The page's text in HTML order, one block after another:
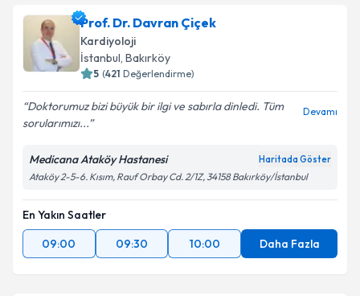
E-posta Adresiniz
Kişisel verilerimin işlenmesine ilişkinAydınlatma
Metni
Prof. Dr. Davran Çiçek
Kardiyoloji
İstanbul, Bakırköy
5 (421 Değerlendirme)
Doktorumuz bizi büyük bir ilgi ve sabırla dinledi. Tüm
sorularımızı...
Devamı
Medicana Ataköy Hastanesi Haritada Göster
Ataköy 2-5-6. Kısım, Rauf Orbay Cd. 2/1Z, 34158 Bakırköy/İstanbul
En Yakın Saatler
09:00
09:30 10:00 Daha Fazla